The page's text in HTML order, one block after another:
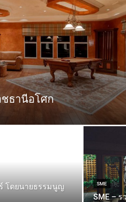
ธานีอโศก
โดยนายธรรมนูญ
SME
SME –